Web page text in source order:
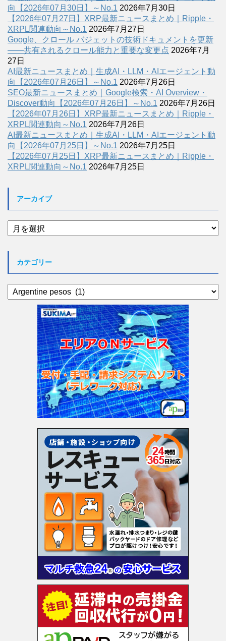
向【2026年07月30日】～No.1 2026年7月30日
【2026年07月27日】XRP最新ニュースまとめ｜Ripple・
XRPL関連動向～No.1 2026年7月27日
Google、クロール バジェットの技術ドキュメントを更新
――共有されるクロール能力と重要な変更点 2026年7月
27日
AI最新ニュースまとめ｜生成AI・LLM・AIエージェント動
向【2026年07月26日】～No.1 2026年7月26日
SEO最新ニュースまとめ｜Google検索・AI Overview・
Discover動向【2026年07月26日】～No.1 2026年7月26日
【2026年07月26日】XRP最新ニュースまとめ｜Ripple・
XRPL関連動向～No.1 2026年7月26日
AI最新ニュースまとめ｜生成AI・LLM・AIエージェント動
向【2026年07月25日】～No.1 2026年7月25日
【2026年07月25日】XRP最新ニュースまとめ｜Ripple・
XRPL関連動向～No.1 2026年7月25日
アーカイブ
ア
ー
カテゴリー
カ
テ